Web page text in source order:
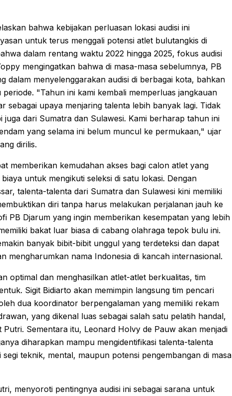
bahwa kebijakan perluasan lokasi audisi ini
untuk terus menggali potensi atlet bulutangkis di
dalam rentang waktu 2022 hingga 2025, fokus audisi
mengingatkan bahwa di masa-masa sebelumnya, PB
dalam menyelenggarakan audisi di berbagai kota, bahkan
"Tahun ini kami kembali memperluas jangkauan
sebagai upaya menjaring talenta lebih banyak lagi. Tidak
dari Sumatra dan Sulawesi. Kami berharap tahun ini
yang selama ini belum muncul ke permukaan," ujar
dirilis.
memberikan kemudahan akses bagi calon atlet yang
untuk mengikuti seleksi di satu lokasi. Dengan
talenta-talenta dari Sumatra dan Sulawesi kini memiliki
diri tanpa harus melakukan perjalanan jauh ke
PB Djarum yang ingin memberikan kesempatan yang lebih
bakat luar biasa di cabang olahraga tepok bulu ini.
banyak bibit-bibit unggul yang terdeteksi dan dapat
mengharumkan nama Indonesia di kancah internasional.
optimal dan menghasilkan atlet-atlet berkualitas, tim
Sigit Bidiarto akan memimpin langsung tim pencari
dua koordinator berpengalaman yang memiliki rekam
yang dikenal luas sebagai salah satu pelatih handal,
Sementara itu, Leonard Holvy de Pauw akan menjadi
diharapkan mampu mengidentifikasi talenta-talenta
teknik, mental, maupun potensi pengembangan di masa
menyoroti pentingnya audisi ini sebagai sarana untuk